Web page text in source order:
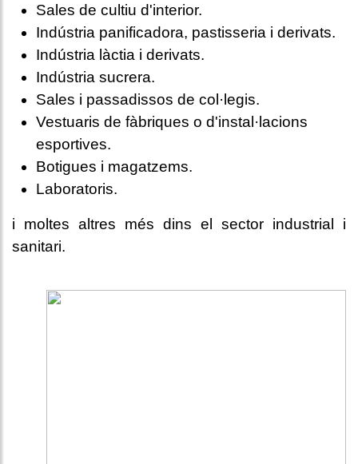
Sales de cultiu d'interior.
Indústria panificadora, pastisseria i derivats.
Indústria làctia i derivats.
Indústria sucrera.
Sales i passadissos de col·legis.
Vestuaris de fàbriques o d'instal·lacions
esportives.
Botigues i magatzems.
Laboratoris.
i moltes altres més dins el sector industrial i
sanitari.